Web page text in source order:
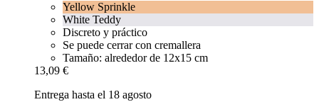
Yellow Sprinkle
White Teddy
Discreto y práctico
Se puede cerrar con cremallera
Tamaño: alrededor de 12x15 cm
13,09 €
Entrega hasta el 18 agosto